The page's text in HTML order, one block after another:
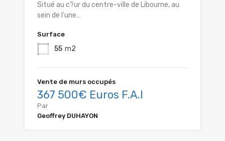
Situé au c?ur du centre-ville de Libourne, au
sein de l'une…
Surface
55 m2
Vente de murs occupés
367 500€ Euros F.A.I
Par
Geoffrey DUHAYON